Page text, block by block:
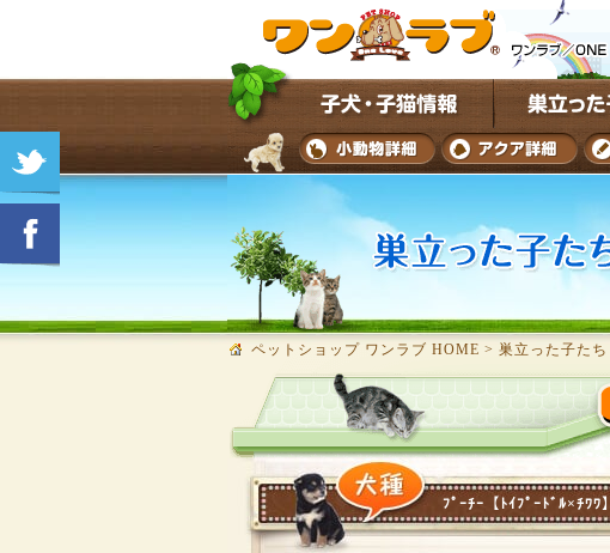
ペットショップ ワンラブ HOME > 巣立った子たち
ﾌﾟｰﾁｰ【ﾄｲﾌﾟｰﾄﾞﾙ×ﾁﾜﾜ】